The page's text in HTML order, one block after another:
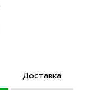
Доставка